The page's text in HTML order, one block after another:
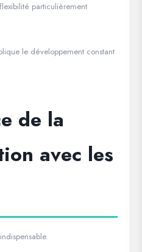
particulièrement
le développement constant
de la
avec les